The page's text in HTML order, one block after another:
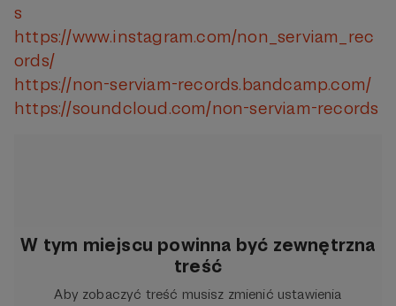
s
https://www.instagram.com/non_serviam_rec
ords/
https://non-serviam-records.bandcamp.com/
https://soundcloud.com/non-serviam-records
W tym miejscu powinna być zewnętrzna
treść
Aby zobaczyć treść musisz zmienić ustawienia